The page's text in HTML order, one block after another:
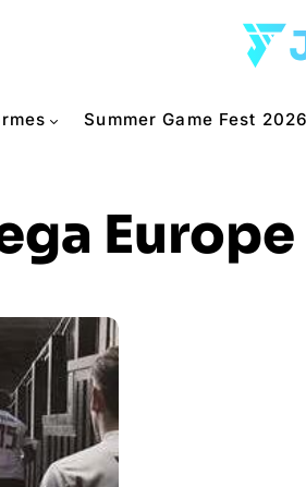
Summer Game Fest 2026
Europe